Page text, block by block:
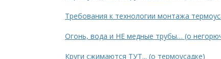
Требования к технологии монтажа
Огонь, вода и НЕ медные трубы… (о
Круги сжимаются ТУТ... (о термоусадке)